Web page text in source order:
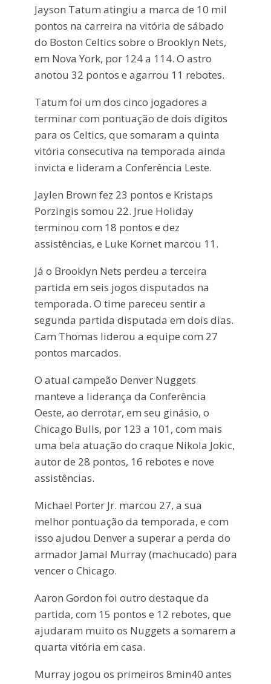
Jayson Tatum atingiu a marca de 10 mil
pontos na carreira na vitória de sábado
do Boston Celtics sobre o Brooklyn Nets,
em Nova York, por 124 a 114. O astro
anotou 32 pontos e agarrou 11 rebotes.
Tatum foi um dos cinco jogadores a
terminar com pontuação de dois dígitos
para os Celtics, que somaram a quinta
vitória consecutiva na temporada ainda
invicta e lideram a Conferência Leste.
Jaylen Brown fez 23 pontos e Kristaps
Porzingis somou 22. Jrue Holiday
terminou com 18 pontos e dez
assistências, e Luke Kornet marcou 11.
Já o Brooklyn Nets perdeu a terceira
partida em seis jogos disputados na
temporada. O time pareceu sentir a
segunda partida disputada em dois dias.
Cam Thomas liderou a equipe com 27
pontos marcados.
O atual campeão Denver Nuggets
manteve a liderança da Conferência
Oeste, ao derrotar, em seu ginásio, o
Chicago Bulls, por 123 a 101, com mais
uma bela atuação do craque Nikola Jokic,
autor de 28 pontos, 16 rebotes e nove
assistências.
Michael Porter Jr. marcou 27, a sua
melhor pontuação da temporada, e com
isso ajudou Denver a superar a perda do
armador Jamal Murray (machucado) para
vencer o Chicago.
Aaron Gordon foi outro destaque da
partida, com 15 pontos e 12 rebotes, que
ajudaram muito os Nuggets a somarem a
quarta vitória em casa.
Murray jogou os primeiros 8min40 antes